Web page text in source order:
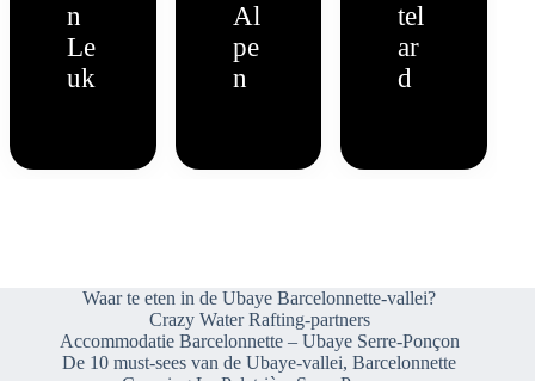
n
Le
uk
Al
pe
n
tel
ar
d
Waar te eten in de Ubaye Barcelonnette-vallei?
Crazy Water Rafting-partners
Accommodatie Barcelonnette – Ubaye Serre-Ponçon
De 10 must-sees van de Ubaye-vallei, Barcelonnette